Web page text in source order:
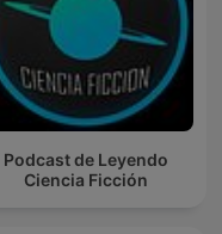
Podcast de Leyendo
Ciencia Ficción